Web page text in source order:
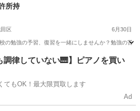
所持
区 6月30日
の勉強の予習、復習を一緒にしませんか？勉強の
小学生
調律していない🎹】ピアノを買い
てもOK！最大限買取します
Ad